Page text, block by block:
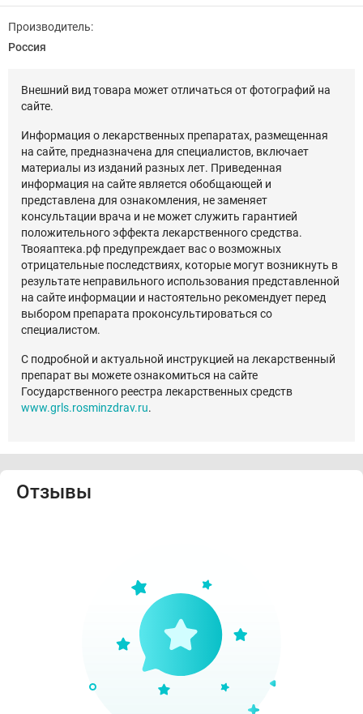
Производитель:
Россия
Внешний вид товара может отличаться от фотографий на
сайте.
Информация о лекарственных препаратах, размещенная
на сайте, предназначена для специалистов, включает
материалы из изданий разных лет. Приведенная
информация на сайте является обобщающей и
представлена для ознакомления, не заменяет
консультации врача и не может служить гарантией
положительного эффекта лекарственного средства.
Твояаптека.рф предупреждает вас о возможных
отрицательные последствиях, которые могут возникнуть в
результате неправильного использования представленной
на сайте информации и настоятельно рекомендует перед
выбором препарата проконсультироваться со
специалистом.
С подробной и актуальной инструкцией на лекарственный
препарат вы можете ознакомиться на сайте
Государственного реестра лекарственных средств
www.grls.rosminzdrav.ru.
Отзывы